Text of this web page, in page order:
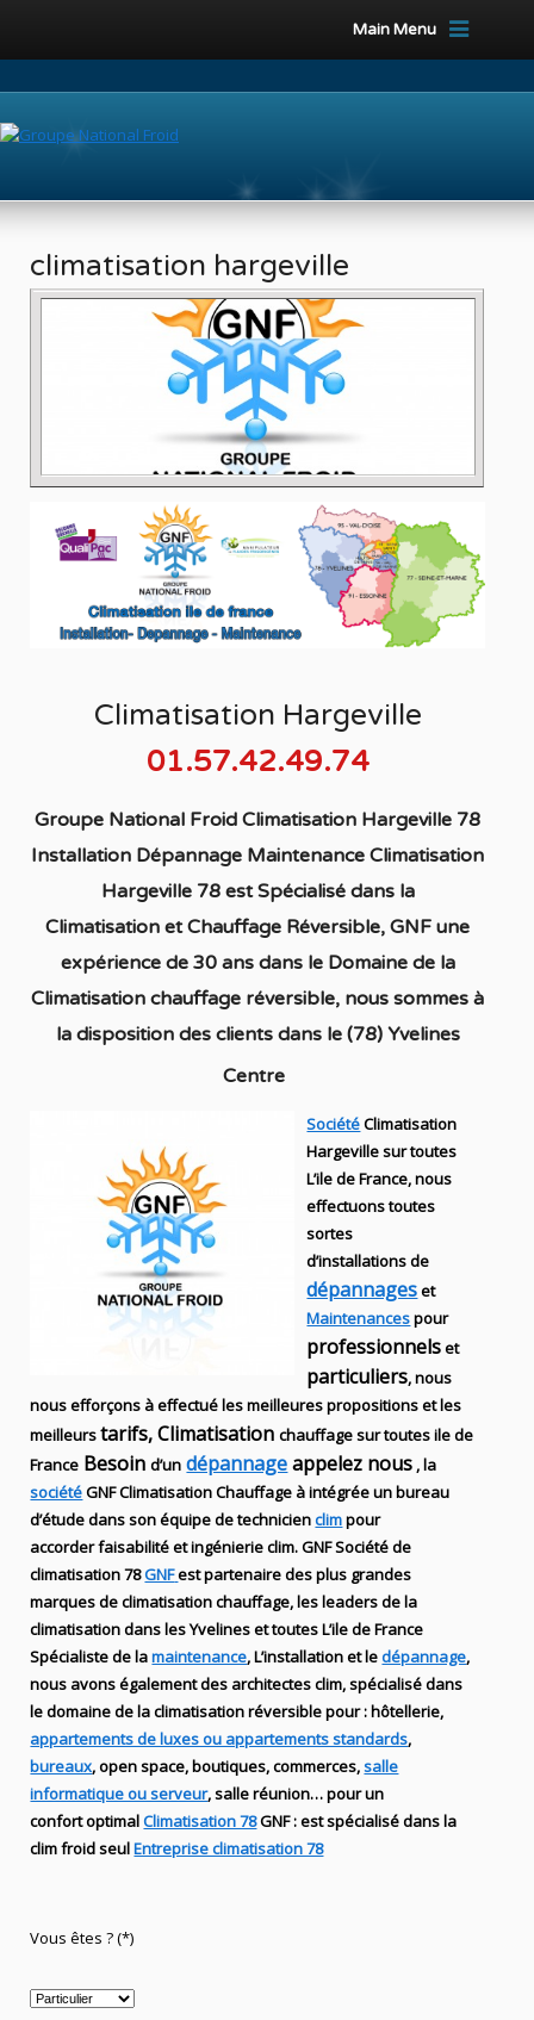
Main Menu
climatisation hargeville
Climatisation Hargeville
01.57.42.49.74
Groupe National Froid Climatisation Hargeville 78
Installation Dépannage Maintenance Climatisation
Hargeville 78 est Spécialisédans la
Climatisation et Chauffage Réversible, GNF une
expérience de 30 ans dans le Domaine de la
Climatisation chauffage réversible, nous sommes à
la disposition des clients dansle (78) Yvelines
Centre
SociétéClimatisation
Hargeville sur toutes
L’ile de France, nous
effectuons toutes
sortes
d’installationsde
dépannageset
Maintenancespour
professionnelset
particuliers, nous
nous efforçons à effectué les meilleures propositions et les
meilleurstarifs, Climatisationchauffage sur toutes ile de
France Besoind’un dépannageappelez nous , la
sociétéGNFClimatisation Chauffage à intégrée un bureau
d’étude dans son équipe de technicienclimpour
accorder faisabilité et ingénierieclim.GNFSociété de
climatisation 78GNFest partenaire des plus grandes
marques declimatisation chauffage, les leadersde la
climatisation dans les Yvelines et toutes L’ile de France
Spécialiste delamaintenance, L’installationet ledépannage,
nous avons également des architectes clim,spécialisé dans
le domaine de laclimatisation réversiblepour : hôtellerie,
appartements de luxes ou appartements standards,
bureaux, open space, boutiques, commerces,salle
informatique ou serveur, salle réunion… pour un
confort optimalClimatisation 78GNF:estspécialisédans la
climfroid seulEntreprise climatisation 78
Vous êtes ? (*)